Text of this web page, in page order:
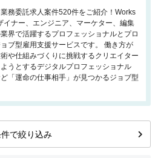
務委託求人案件520件をご紹介！Works
イナー、エンジニア、マーケター、編集
界で活躍するプロフェッショナルとプロ
ブ型雇用支援サービスです。 働き方が
や仕組みづくりに挑戦するクリエイター
うとするデジタルプロフェッショナル
「運命の仕事相手」が見つかるジョブ型
で絞り込み
ンジニア
ニア
ンジニア
スト
ジャー
クター